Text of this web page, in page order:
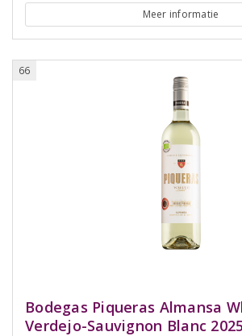
Meer informatie
66
Bodegas Piqueras Almansa
Verdejo-Sauvignon Blanc 2025